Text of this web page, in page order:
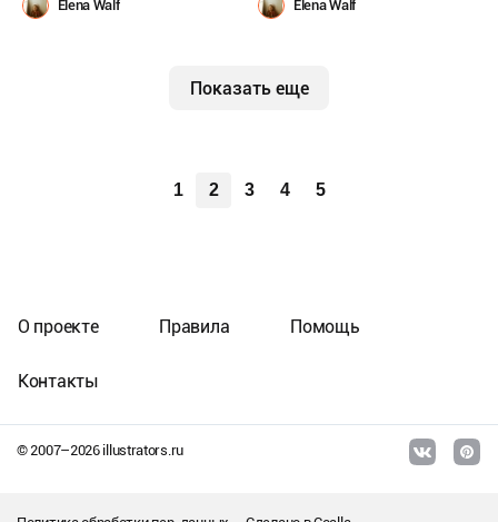
Elena Walf Elena Walf
Показать еще
1 2 3 4 5
© 2007–2026illustrators.ru
О проекте Правила Помощь
Контакты